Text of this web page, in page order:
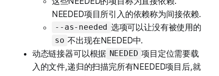
NEEDED项目所引入的依赖称为间接依赖.
--as-needed 选项可以让没有被使用的
so 不出现在NEEDED中.
动态链接器可以根据 NEEDED 项目定位需要载
入的文件,递归的扫描完所有NEEDED项目后,就